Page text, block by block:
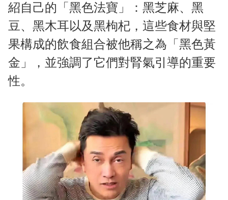
紹自己的「黑色法寶」：黑芝麻、黑
豆、黑木耳以及黑枸杞，這些食材與堅
果構成的飲食組合被他稱之為「黑色黃
金」，並強調了它們對腎氣引導的重要
性。